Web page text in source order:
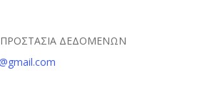
ΠΡΟΣΤΑΣΙΑ ΔΕΔΟΜΕΝΩΝ